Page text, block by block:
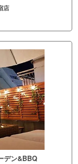
店
デン&BBQ